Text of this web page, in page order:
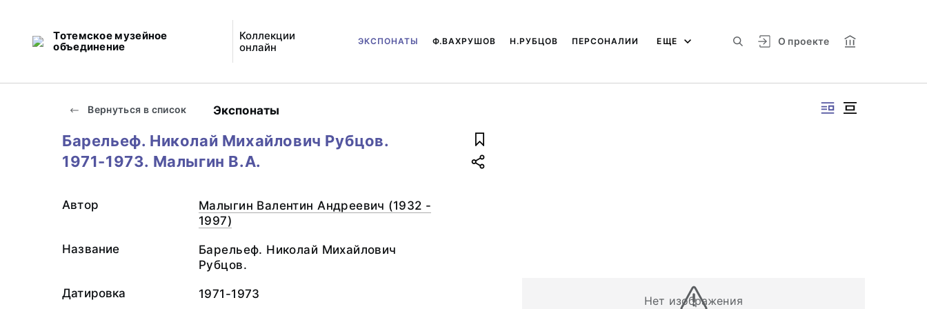
Тотемское музейное
объединение
Коллекции
онлайн
О проекте
ЭКСПОНАТЫ Ф.ВАХРУШОВ Н.РУБЦОВ ПЕРСОНАЛИИ ЕЩЕ
Вернуться в список Экспонаты
Нет изображения
Барельеф. Николай Михайлович Рубцов.
1971-1973. Малыгин В.А.
Автор
Малыгин Валентин Андреевич (1932 -
1997)
Название
Барельеф. Николай Михайлович
Рубцов.
Датировка 1971-1973